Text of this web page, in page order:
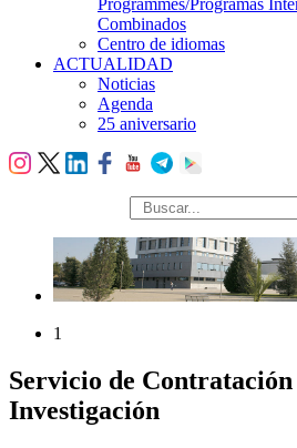
Combinados
Centro de idiomas
ACTUALIDAD
Noticias
Agenda
25 aniversario
búsqueda
1
Servicio de Contratación
Investigación